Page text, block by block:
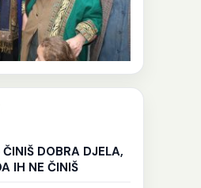
DOBRA DJELA,
IH NE ČINIŠ